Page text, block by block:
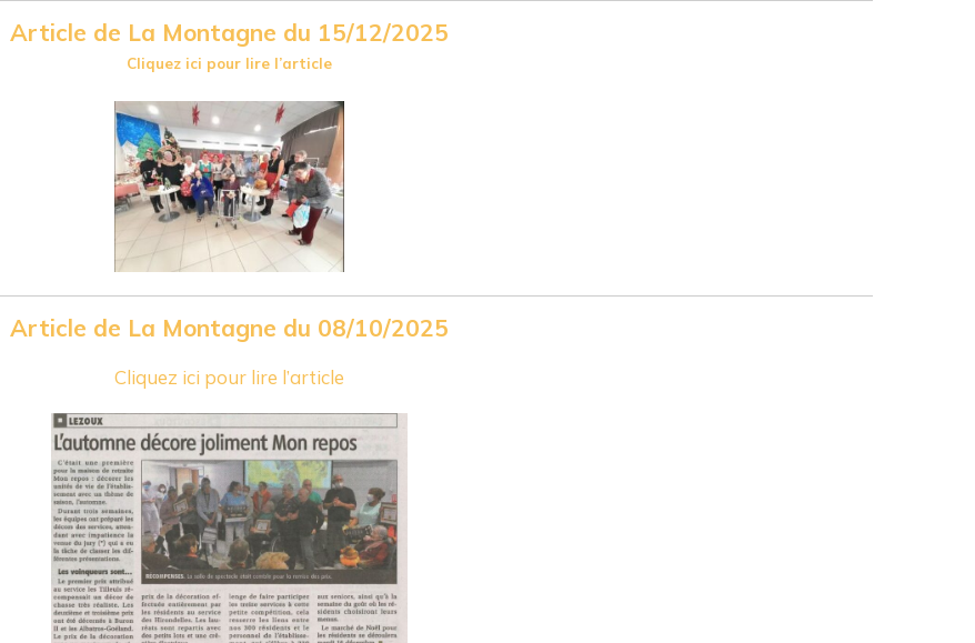
Article de La Montagne du 15/12/2025
Cliquez ici pour lire l’article
Article de La Montagne du 08/10/2025
Cliquez ici pour lire l’article